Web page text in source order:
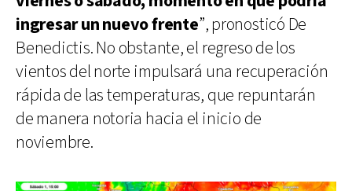
ingresar un nuevo frente”, pronosticó De
Benedictis. No obstante, el regreso de los
vientos del norte impulsará una recuperación
rápida de las temperaturas, que repuntarán
de manera notoria hacia el inicio de
noviembre.